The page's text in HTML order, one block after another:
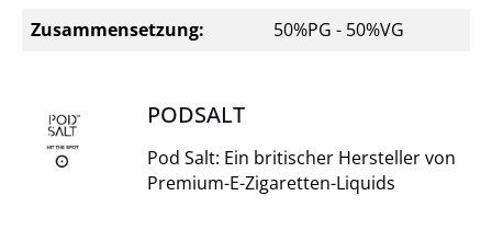
Zusammensetzung:
50%PG - 50%VG
PODSALT
Pod Salt: Ein britischer Hersteller von
Premium-E-Zigaretten-Liquids